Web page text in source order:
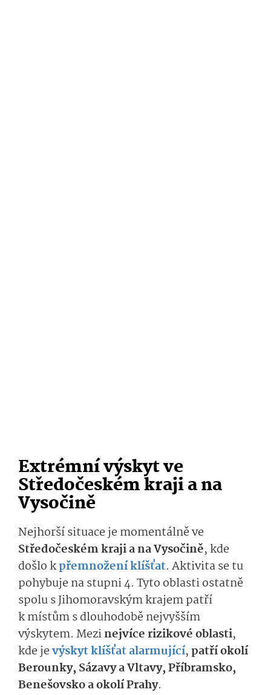
Extrémní výskyt ve
Středočeském kraji a na
Vysočině
Nejhorší situace je momentálně ve
Středočeském kraji a na Vysočině, kde
došlo kpřemnožení klíšťat. Aktivita se tu
pohybuje na stupni 4. Tyto oblasti ostatně
spolu s Jihomoravským krajem patří
k místům s dlouhodobě nejvyšším
výskytem. Mezinejvíce rizikové oblasti,
kde jevýskyt klíšťat alarmující, patří okolí
Berounky, Sázavy a Vltavy, Příbramsko,
Benešovsko a okolí Prahy.